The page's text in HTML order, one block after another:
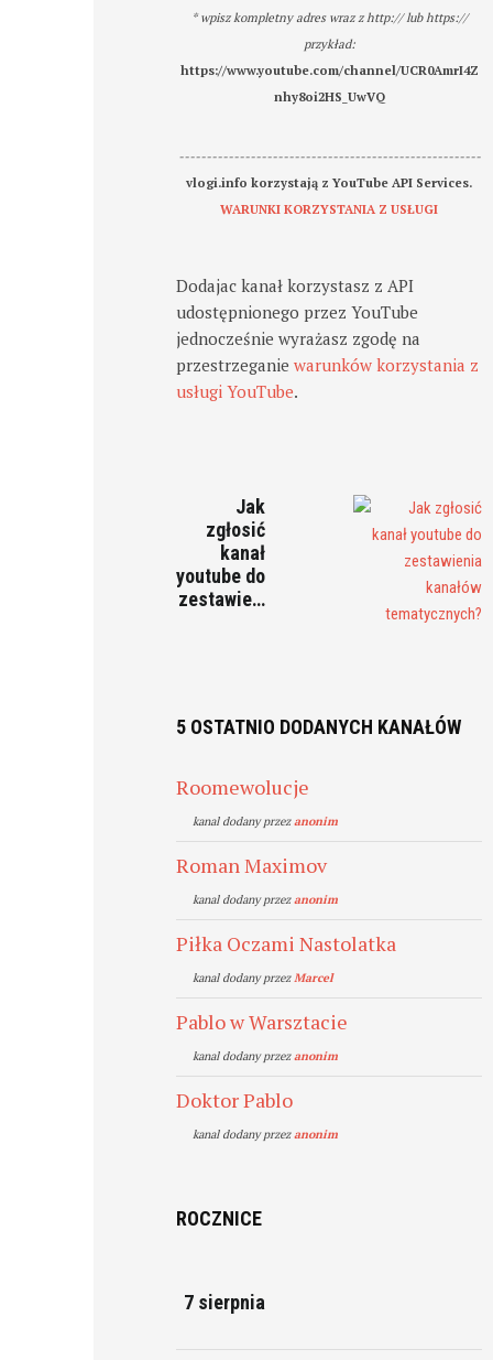
* wpisz kompletny adres wraz z http:// lub https://
przykład:
https://www.youtube.com/channel/UCR0AmrI4Z
nhy8oi2HS_UwVQ
-------------------------------------------------------
vlogi.info korzystają z YouTube API Services.
WARUNKI KORZYSTANIA Z USŁUGI
Dodajac kanał korzystasz z API
udostępnionego przez YouTube
jednocześnie wyrażasz zgodę na
przestrzeganiewarunków korzystania z
usługi YouTube.
Jak
zgłosić
kanał
youtube do
zestawie…
5 OSTATNIO DODANYCH KANAŁÓW
Roomewolucje
kanal dodany przezanonim
Roman Maximov
kanal dodany przezanonim
Piłka Oczami Nastolatka
kanal dodany przezMarcel
Pablo w Warsztacie
kanal dodany przezanonim
Doktor Pablo
kanal dodany przezanonim
ROCZNICE
7 sierpnia